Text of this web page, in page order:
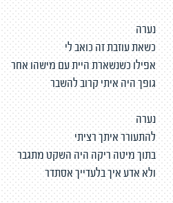
נערה
כשאת עוזבת זה כואב לי
אפילו כשנשארת היית עם מישהו אחר
גופך היה איתי קרוב להשבר
נערה
להתעורר איתך רציתי
בתוך מיטה ריקה היה השקט מתגבר
ולא אדע איך בלעדייך אסתדר